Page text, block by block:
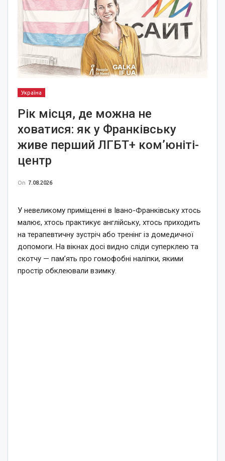
Україна
Рік місця, де можна не
ховатися: як у Франківську
живе перший ЛГБТ+ ком’юніті-
центр
On 7.08.2026
У невеликому приміщенні в Івано-Франківську хтось
малює, хтось практикує англійську, хтось приходить
на терапевтичну зустріч або тренінг із домедичної
допомоги. На вікнах досі видно сліди суперклею та
скотчу — пам’ять про гомофобні наліпки, якими
простір обклеювали взимку.